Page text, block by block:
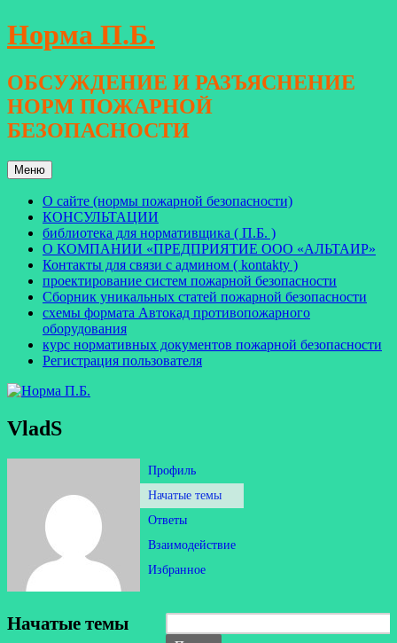
Перейти
к
Норма П.Б.
ОБСУЖДЕНИЕ И РАЗЪЯСНЕНИЕ
НОРМ ПОЖАРНОЙ
БЕЗОПАСНОСТИ
Меню
О сайте (нормы пожарной безопасности)
КОНСУЛЬТАЦИИ
библиотека для нормативщика ( П.Б. )
О КОМПАНИИ «ПРЕДПРИЯТИЕ ООО «АЛЬТАИР»
Контакты для связи с админом ( kontakty )
проектирование систем пожарной безопасности
Сборник уникальных статей пожарной безопасности
схемы формата Автокад противопожарного
оборудования
курс нормативных документов пожарной безопасности
Регистрация пользователя
VladS
Профиль
Начатые темы
Ответы
Взаимодействие
Избранное
Начатые темы